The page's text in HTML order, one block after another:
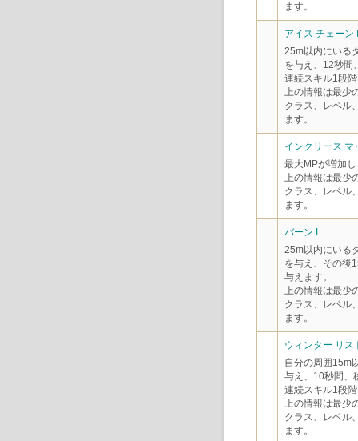
ます。
アイス チェーン
25m以内にいる
を与え、12秒間
連続スキル1段階
上の情報は最少
クラス、レベル
ます。
インクリース マ
最大MPが増加
上の情報は最少
クラス、レベル
ます。
バーン I
25m以内にいる
を与え、その後
与えます。
上の情報は最少
クラス、レベル
ます。
ウィンター リス
自分の周囲15m
与え、10秒間、
連続スキル1段階
上の情報は最少
クラス、レベル
ます。